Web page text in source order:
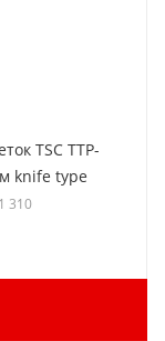
TSC TTP-
knife type
310